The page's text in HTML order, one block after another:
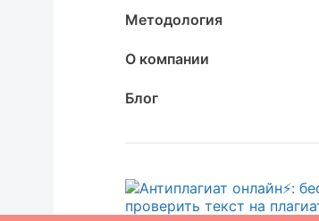
Методология
О компании
Блог